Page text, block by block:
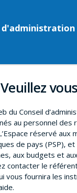
d'administration
du Conseil
au personnel
réservé
de pays (PSP),
aux budgets et
contacter le
vous fournira les